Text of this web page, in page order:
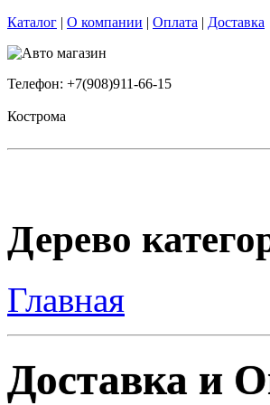
Каталог | О компании | Оплата | Доставка
Телефон: +7(908)911-66-15
Кострома
Дерево
Главная
Доставка и